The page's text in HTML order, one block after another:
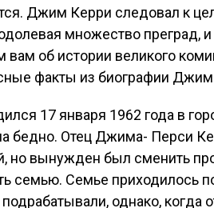
Джим Керри следовал к
множество преград, и
об истории великого
факты из биографии
17 января 1962 года в
бедно. Отец Джима- Перси
но вынужден был сменить
семью. Семье приходилось
однако, когда